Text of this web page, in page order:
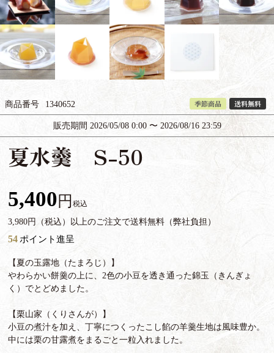
商品番号 1340652 季節商品 送料無料
販売期間 2026/05/08 0:00 〜 2026/08/16 23:59
夏水羹 S-50
5,400 税込
3,980円（税込）以上のご注文で送料無料（弊社負担）
54 ポイント進呈
【夏の玉露地（たまろじ）】
やわらかい餅羹の上に、2色の小豆を透き通った錦玉（きんぎょ
く）でとどめました。
【栗山家（くりさんが）】
小豆の煮汁を加え、丁寧につくったこし餡の羊羹生地は風味豊か。
中には栗の甘露煮をまるごと一粒入れました。